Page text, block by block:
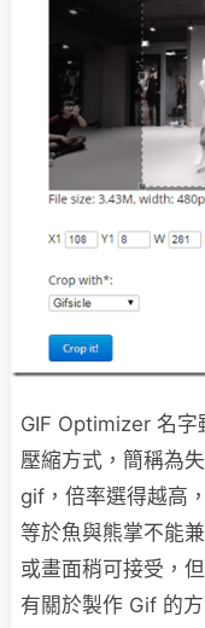
GIF Optimizer 名字
壓縮方式，簡稱為
gif，倍率選得越高
等於魚與熊掌不能
或畫面稍可接受，
有關於製作 Gif 的